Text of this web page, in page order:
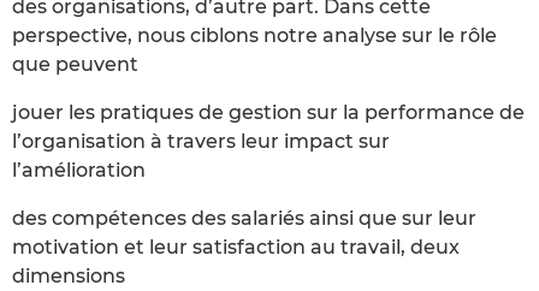
des organisations, d’autre part. Dans cette
perspective, nous ciblons notre analyse sur le rôle
que peuvent
jouer les pratiques de gestion sur la performance de
l’organisation à travers leur impact sur
l’amélioration
des compétences des salariés ainsi que sur leur
motivation et leur satisfaction au travail, deux
dimensions